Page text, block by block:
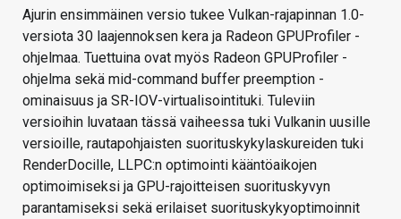
Ajurin ensimmäinen versio tukee Vulkan-rajapinnan 1.0-
versiota 30 laajennoksen kera ja Radeon GPUProfiler -
ohjelmaa. Tuettuina ovat myös Radeon GPUProfiler -
ohjelma sekä mid-command buffer preemption -
ominaisuus ja SR-IOV-virtualisointituki. Tuleviin
versioihin luvataan tässä vaiheessa tuki Vulkanin uusille
versioille, rautapohjaisten suorituskykylaskureiden tuki
RenderDocille, LLPC:n optimointi kääntöaikojen
optimoimiseksi ja GPU-rajoitteisen suorituskyvyn
parantamiseksi sekä erilaiset suorituskykyoptimoinnit